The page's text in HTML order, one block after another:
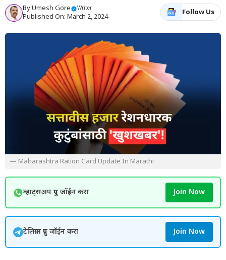
ByUmesh Gore Writer
Published On: March 2, 2024
Follow Us
— Maharashtra Ration Card Update In Marathi
व्हाट्सअप ग्रुप जॉईन करा Join Now
टेलिग्राम ग्रुप जॉईन करा Join Now